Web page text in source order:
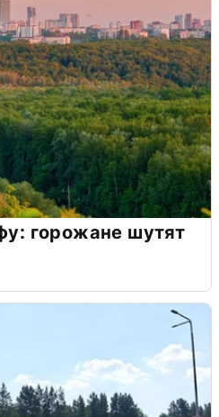
горожане шутят